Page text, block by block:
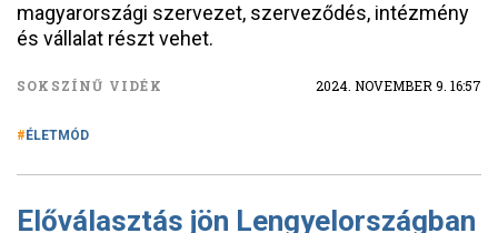
magyarországi szervezet, szerveződés, intézmény
és vállalat részt vehet.
SOKSZÍNŰ VIDÉK 2024. NOVEMBER 9. 16:57
ÉLETMÓD
Előválasztás jön Lengyelországban